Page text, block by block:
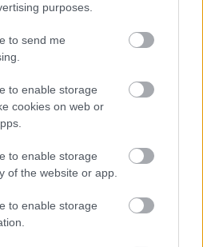
purposes.
to send me
to enable storage
cookies on web or
to enable storage
of the website or app.
to enable storage
en total.
, habrá que ver cómo encaja en
juego de Fran Escribá, pero su
que seguirá en el once. Su
un delantero en buena forma,